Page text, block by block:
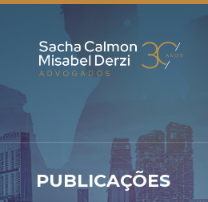
PUBLICAÇÕES